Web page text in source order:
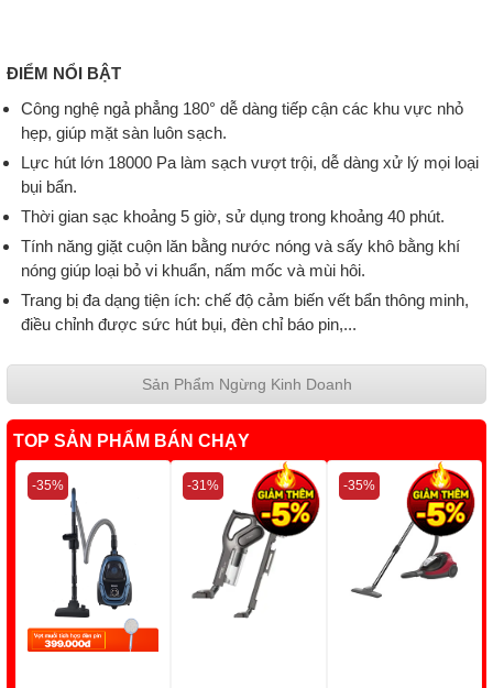
ĐIỂM NỔI BẬT
Công nghệ ngả phẳng 180° dễ dàng tiếp cận các khu vực nhỏ
hẹp, giúp mặt sàn luôn sạch.
Lực hút lớn 18000 Pa làm sạch vượt trội, dễ dàng xử lý mọi loại
bụi bẩn.
Thời gian sạc khoảng 5 giờ, sử dụng trong khoảng 40 phút.
Tính năng giặt cuộn lăn bằng nước nóng và sấy khô bằng khí
nóng giúp loại bỏ vi khuẩn, nấm mốc và mùi hôi.
Trang bị đa dạng tiện ích: chế độ cảm biến vết bẩn thông minh,
điều chỉnh được sức hút bụi, đèn chỉ báo pin,...
Sản Phẩm Ngừng Kinh Doanh
TOP SẢN PHẨM BÁN CHẠY
-35% -31% -35%